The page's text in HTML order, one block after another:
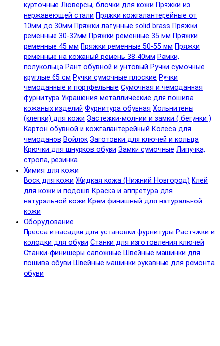
курточные Люверсы, блочки для кожи Пряжки из
нержавеющей стали Пряжки кожгалантерейные от
10мм до 30мм Пряжки латунные solid brass Пряжки
ременные 30-32мм Пряжки ременные 35 мм Пряжки
ременные 45 мм Пряжки ременные 50-55 мм Пряжки
ременные на кожаный ремень 38-40мм Рамки,
полукольца Рант обувной и унтовый Ручки сумочные
круглые 65 см Ручки сумочные плоские Ручки
чемоданные и портфельные Сумочная и чемоданная
фурнитура Украшения металлические для пошива
кожаных изделий Фурнитура обувная Хольнитены
(клепки) для кожи Застежки-молнии и замки ( бегунки )
Картон обувной и кожгалантерейный Колеса для
чемоданов Войлок Заготовки для ключей и кольца
Крючки для шнурков обуви Замки сумочные Липучка,
стропа, резинка
Химия для кожи
Воск для кожи Жидкая кожа (Нижний Новгород) Клей
для кожи и подошв Краска и аппретура для
натуральной кожи Крем финишный для натуральной
кожи
Оборудование
Пресса и насадки для установки фурнитуры Растяжки и
колодки для обуви Станки для изготовления ключей
Станки-финишеры сапожные Швейные машинки для
пошива обуви Швейные машинки рукавные для ремонта
обуви